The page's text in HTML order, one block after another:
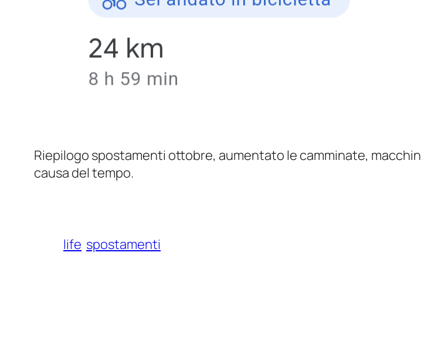
Riepilogo spostamenti ottobre, aumentato le camminate,
causa del tempo.
life spostamenti